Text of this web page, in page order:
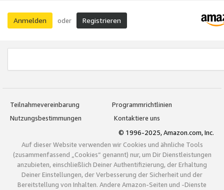
Anmelden oder Registrieren
Teilnahmevereinbarung
Programmrichtlinien
Nutzungsbestimmungen
Kontaktiere uns
© 1996-2025, Amazon.com, Inc.
Auf dieser Website verwenden wir Cookies und ähnliche Tools
(zusammenfassend „Cookies“ genannt) nur, um Dir Dienstleistungen
anzubieten, einschließlich Deiner Authentifizierung, der Erhaltung
Deiner Einstellungen, der Verbesserung der Sicherheit und der
Bereitstellung von Inhalten. Andere Amazon-Seiten und -Dienste